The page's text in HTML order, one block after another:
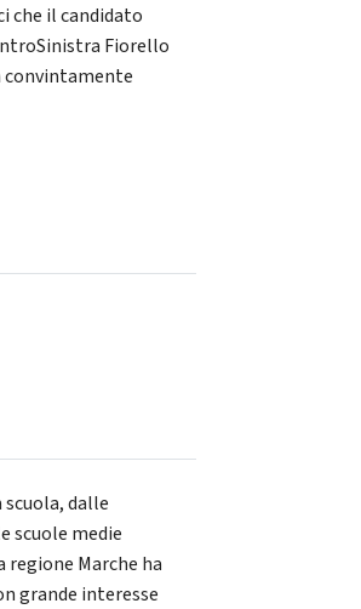
che il candidato
Fiorello
convintamente
dalle
scuole medie
regione Marche ha
grande interesse